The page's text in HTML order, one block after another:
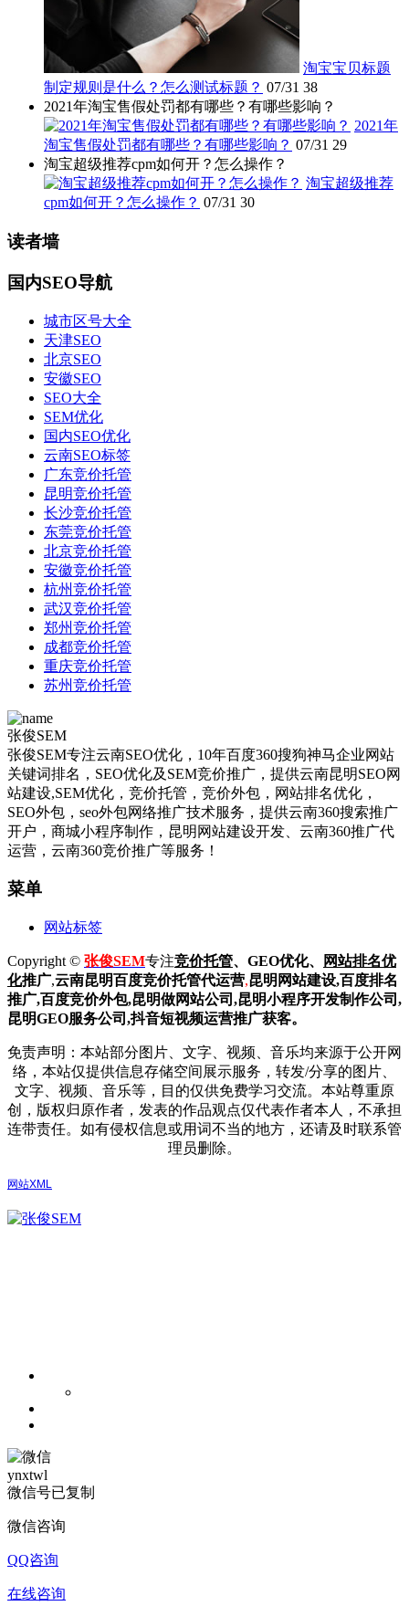
淘宝宝贝标题
制定规则是什么？怎么测试标题？ 07/31 38
2021年淘宝售假处罚都有哪些？有哪些影响？
2021年
淘宝售假处罚都有哪些？有哪些影响？ 07/31 29
淘宝超级推荐cpm如何开？怎么操作？
淘宝超级推荐
cpm如何开？怎么操作？ 07/31 30
读者墙
国内SEO导航
城市区号大全
天津SEO
北京SEO
安徽SEO
SEO大全
SEM优化
国内SEO优化
云南SEO标签
广东竞价托管
昆明竞价托管
长沙竞价托管
东莞竞价托管
北京竞价托管
安徽竞价托管
杭州竞价托管
武汉竞价托管
郑州竞价托管
成都竞价托管
重庆竞价托管
苏州竞价托管
张俊SEM
张俊SEM专注云南SEO优化，10年百度360搜狗神马企业网站
关键词排名，SEO优化及SEM竞价推广，提供云南昆明SEO网
站建设,SEM优化，竞价托管，竞价外包，网站排名优化，
SEO外包，seo外包网络推广技术服务，提供云南360搜索推广
开户，商城小程序制作，昆明网站建设开发、云南360推广代
运营，云南360竞价推广等服务！
菜单
网站标签
Copyright © 张俊SEM专注竞价托管、GEO优化、
网站排名优
化推广,云南昆明百度竞价托管代运营,昆明网站建设,百度排名
推广,百度竞价外包,昆明做网站公司,昆明小程序开发制作公司,
昆明GEO服务公司,抖音短视频运营推广获客。
免责声明：本站部分图片、文字、视频、音乐均来源于公开网
络，本站仅提供信息存储空间展示服务，转发/分享的图片、
文字、视频、音乐等，目的仅供免费学习交流。本站尊重原
创，版权归原作者，发表的作品观点仅代表作者本人，不承担
连带责任。如有侵权信息或用词不当的地方，还请及时联系管
理员删除。
网站XML
ynxtwl
微信号已复制
微信咨询
QQ咨询
在线咨询